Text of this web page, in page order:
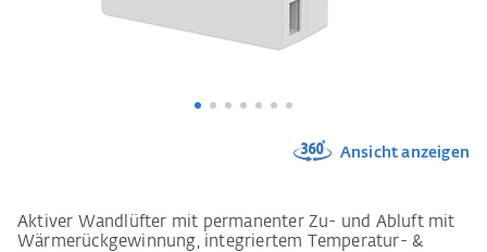
Ansicht anzeigen
Aktiver Wandlüfter mit permanenter Zu- und Abluft mit
Wärmerückgewinnung, integriertem Temperatur- &